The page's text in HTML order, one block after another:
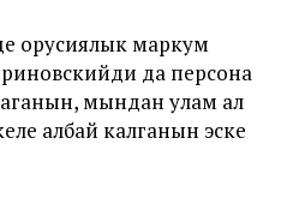
орусиялык маркум
да персона
мындан улам ал
албай калганын эске